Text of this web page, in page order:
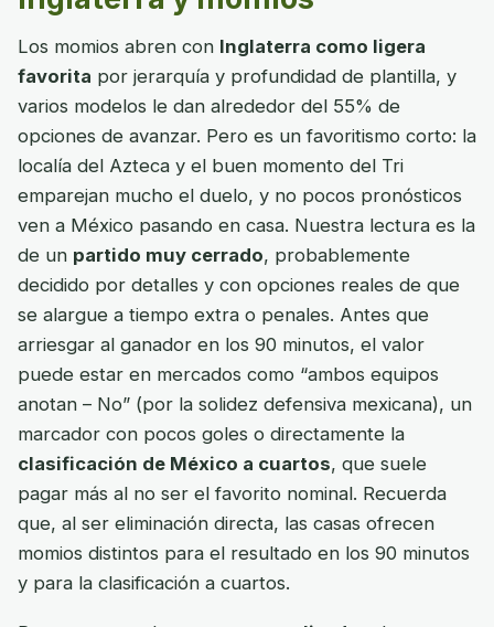
Los momios abren con Inglaterra como ligera
favorita por jerarquía y profundidad de plantilla, y
varios modelos le dan alrededor del 55% de
opciones de avanzar. Pero es un favoritismo corto: la
localía del Azteca y el buen momento del Tri
emparejan mucho el duelo, y no pocos pronósticos
ven a México pasando en casa. Nuestra lectura es la
de un partido muy cerrado, probablemente
decidido por detalles y con opciones reales de que
se alargue a tiempo extra o penales. Antes que
arriesgar al ganador en los 90 minutos, el valor
puede estar en mercados como “ambos equipos
anotan – No” (por la solidez defensiva mexicana), un
marcador con pocos goles o directamente la
clasificación de México a cuartos, que suele
pagar más al no ser el favorito nominal. Recuerda
que, al ser eliminación directa, las casas ofrecen
momios distintos para el resultado en los 90 minutos
y para la clasificación a cuartos.